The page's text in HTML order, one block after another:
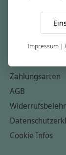
Kontakt
Zahlungsarten
AGB
Cookie Infos
Impressum |